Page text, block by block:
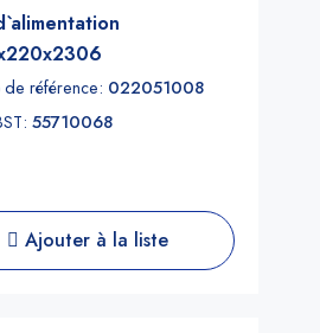
référence: 022051008
55710068
Ajouter à la liste